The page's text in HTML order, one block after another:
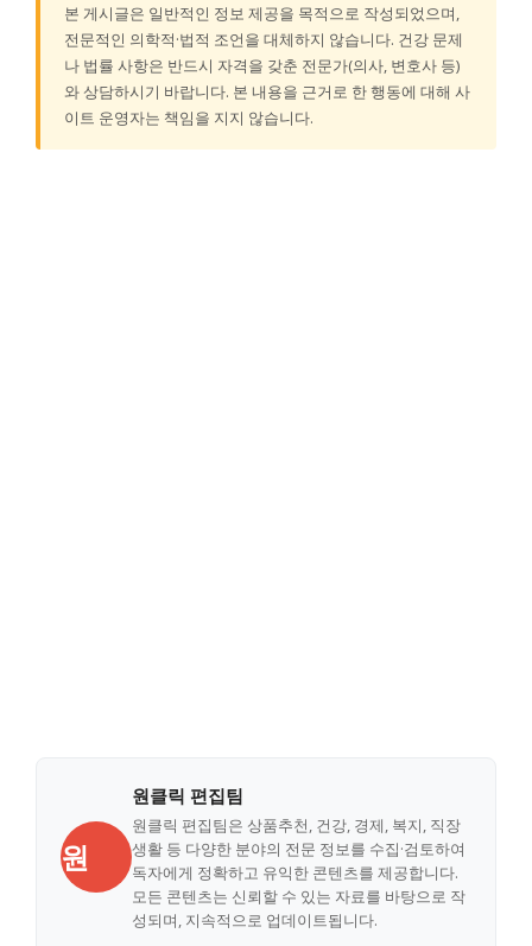
본 게시글은 일반적인 정보 제공을 목적으로 작성되었으며,
전문적인 의학적·법적 조언을 대체하지 않습니다. 건강 문제
나 법률 사항은 반드시 자격을 갖춘 전문가(의사, 변호사 등)
와 상담하시기 바랍니다. 본 내용을 근거로 한 행동에 대해 사
이트 운영자는 책임을 지지 않습니다.
원
원클릭 편집팀
원클릭 편집팀은 상품추천, 건강, 경제, 복지, 직장
생활 등 다양한 분야의 전문 정보를 수집·검토하여
독자에게 정확하고 유익한 콘텐츠를 제공합니다.
모든 콘텐츠는 신뢰할 수 있는 자료를 바탕으로 작
성되며, 지속적으로 업데이트됩니다.